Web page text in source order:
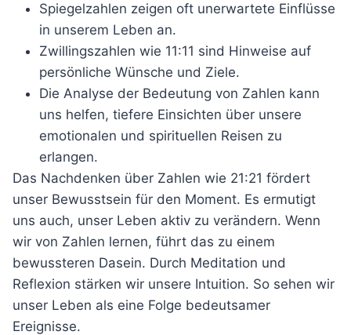
Spiegelzahlen zeigen oft unerwartete Einflüsse
in unserem Leben an.
Zwillingszahlen wie 11:11 sind Hinweise auf
persönliche Wünsche und Ziele.
Die Analyse der Bedeutung von Zahlen kann
uns helfen, tiefere Einsichten über unsere
emotionalen und spirituellen Reisen zu
erlangen.
Das Nachdenken über Zahlen wie 21:21 fördert
unser Bewusstsein für den Moment. Es ermutigt
uns auch, unser Leben aktiv zu verändern. Wenn
wir von Zahlen lernen, führt das zu einem
bewussteren Dasein. Durch Meditation und
Reflexion stärken wir unsere Intuition. So sehen wir
unser Leben als eine Folge bedeutsamer
Ereignisse.